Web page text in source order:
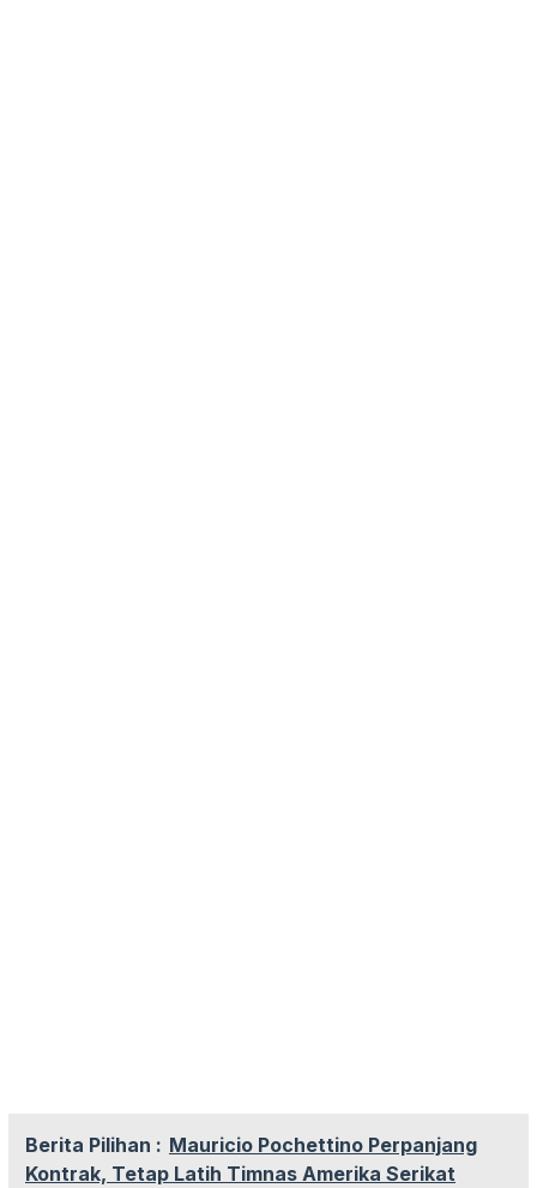
Berita Pilihan : Mauricio Pochettino Perpanjang
Kontrak, Tetap Latih Timnas Amerika Serikat